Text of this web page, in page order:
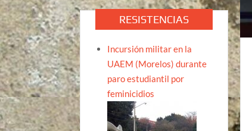
RESISTENCIAS
Incursión militar en la
UAEM (Morelos) durante
paro estudiantil por
feminicidios